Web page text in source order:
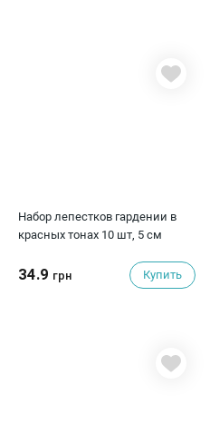
Набор лепестков гардении в
красных тонах 10 шт, 5 см
34.9 грн Купить